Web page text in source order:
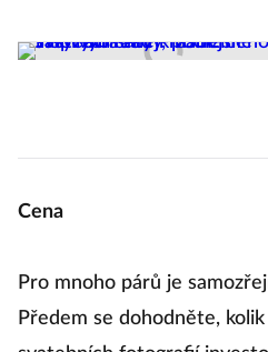
Cena
Pro mnoho párů je
Předem se dohodněte,